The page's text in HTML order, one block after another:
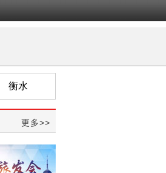
衡水
更多>>